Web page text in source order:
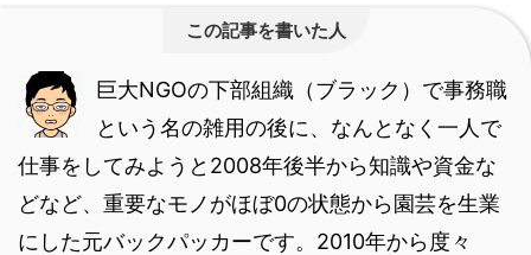
この記事を書いた人
巨大NGOの下部組織（ブラック）で事務職
という名の雑用の後に、なんとなく一人で
仕事をしてみようと2008年後半から知識や資金な
どなど、重要なモノがほぼ0の状態から園芸を生業
にした元バックパッカーです。 2010年から度々